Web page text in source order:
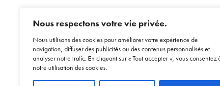
Nous respectons votre vie privée.
Nous utilisons des cookies pour améliorer votre expérience de
navigation, diffuser des publicités ou des contenus personnalisés et
analyser notre trafic. En cliquant sur « Tout accepter », vous consentez
notre utilisation des cookies.